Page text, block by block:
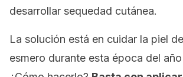
desarrollar sequedad cutánea.
La solución está en cuidar la piel
esmero durante esta época del